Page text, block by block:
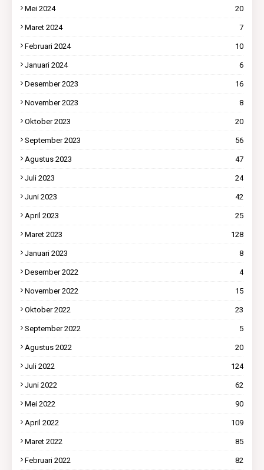
Mei 2024 20
Maret 2024 7
Februari 2024 10
Januari 2024 6
Desember 2023 16
November 2023 8
Oktober 2023 20
September 2023 56
Agustus 2023 47
Juli 2023 24
Juni 2023 42
April 2023 25
Maret 2023 128
Januari 2023 8
Desember 2022 4
November 2022 15
Oktober 2022 23
September 2022 5
Agustus 2022 20
Juli 2022 124
Juni 2022 62
Mei 2022 90
April 2022 109
Maret 2022 85
Februari 2022 82